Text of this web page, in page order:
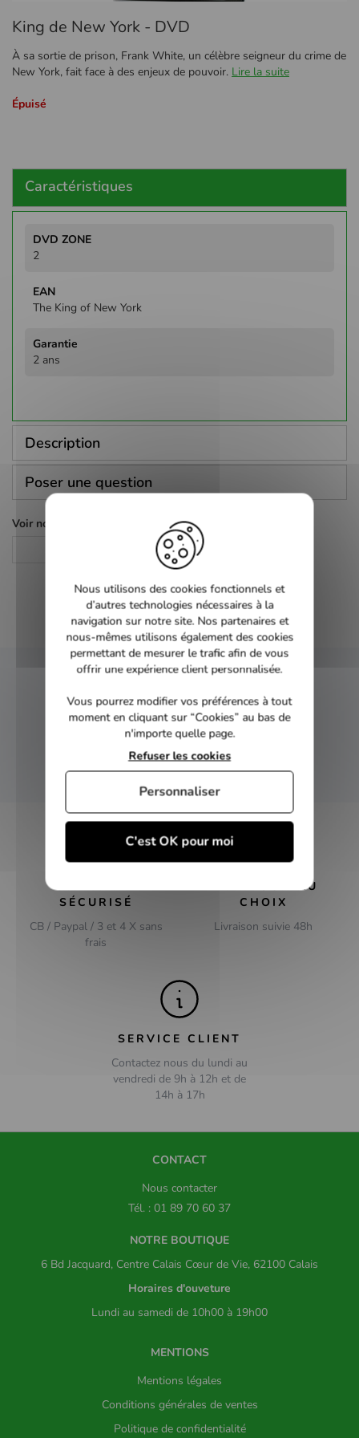
au
de
la
d’images
King de New York - DVD
À sa sortie de prison, Frank White, un célèbre seigneur du crime de
New York, fait face à des enjeux de pouvoir. Lire la suite
Épuisé
Caractéristiques
d'infos
2
The King of New York
2 ans
Description
Poser une question
Voir nos autres pages :
NEWSLETTER
Inscrivez-vous et recevez nos bons plans
OK
PAIEMENT
SÉCURISÉ
CB / Paypal / 3 et 4 X sans
frais
LIVRAISON AU
CHOIX
Livraison suivie 48h
SERVICE CLIENT
Contactez nous du lundi au
vendredi de 9h à 12h et de
14h à 17h
CONTACT
Nous contacter
Tél. : 01 89 70 60 37
NOTRE BOUTIQUE
6 Bd Jacquard, Centre Calais Cœur de Vie, 62100 Calais
Horaires d'ouveture
Lundi au samedi de 10h00 à 19h00
MENTIONS
Mentions légales
Conditions générales de ventes
Politique de confidentialité
Nous utilisons des cookies fonctionnels et
d’autres technologies nécessaires à la
navigation sur notre site. Nos partenaires et
nous-mêmes utilisons également des cookies
permettant de mesurer le trafic afin de vous
offrir une expérience client personnalisée.
Vous pourrez modifier vos préférences à tout
moment en cliquant sur “Cookies” au bas de
n'importe quelle page.
C'est OK pour moi
Refuser les cookies
Personnaliser